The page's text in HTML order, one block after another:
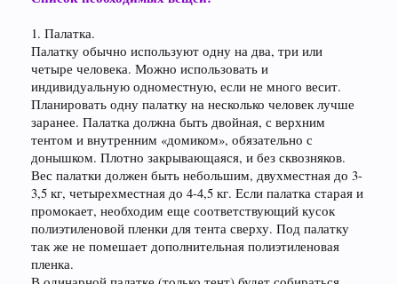
1. Палатка.
Палатку обычно используют одну на два, три или
четыре человека. Можно использовать и
индивидуальную одноместную, если не много весит.
Планировать одну палатку на несколько человек лучше
заранее. Палатка должна быть двойная, с верхним
тентом и внутренним «домиком», обязательно с
донышком. Плотно закрывающаяся, и без сквозняков.
Вес палатки должен быть небольшим, двухместная до 3-
3,5 кг, четырехместная до 4-4,5 кг. Если палатка старая и
промокает, необходим еще соответствующий кусок
полиэтиленовой пленки для тента сверху. Под палатку
так же не помешает дополнительная полиэтиленовая
пленка.